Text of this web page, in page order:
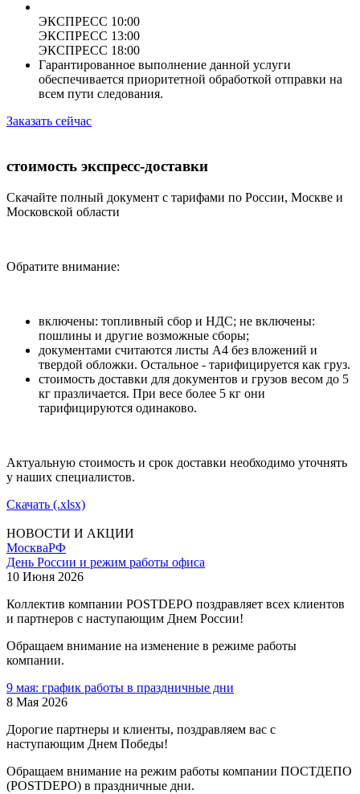
ЭКСПРЕСС 10:00
ЭКСПРЕСС 13:00
ЭКСПРЕСС 18:00
Гарантированное выполнение данной услуги
обеспечивается приоритетной обработкой отправки на
всем пути следования.
Заказать сейчас
стоимость экспресс-доставки
Скачайте полный документ с тарифами по России, Москве и
Московской области
Обратите внимание:
включены: топливный сбор и НДС; не включены:
пошлины и другие возможные сборы;
документами считаются листы А4 без вложений и
твердой обложки. Остальное - тарифицируется как груз.
стоимость доставки для документов и грузов весом до 5
кг празличается. При весе более 5 кг они
тарифицируются одинаково.
Актуальную стоимость и срок доставки необходимо уточнять
у наших специалистов.
Скачать (.xlsx)
НОВОСТИ И АКЦИИ
МоскваРФ
День России и режим работы офиса
10 Июня 2026
Коллектив компании POSTDEPO поздравляет всех клиентов
и партнеров с наступающим Днем России!
Обращаем внимание на изменение в режиме работы
компании.
9 мая: график работы в праздничные дни
8 Мая 2026
Дорогие партнеры и клиенты, поздравляем вас с
наступающим Днем Победы!
Обращаем внимание на режим работы компании ПОСТДЕПО
(POSTDEPO) в праздничные дни.